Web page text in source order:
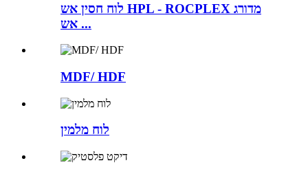
לוח חסין אש HPL - ROCPLEX מדורג
אש ...
MDF/ HDF
לוח מלמין